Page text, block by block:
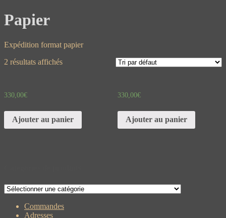
Papier
Expédition format papier
2 résultats affichés
330,00€
Ajouter au panier
330,00€
Ajouter au panier
Commandes
Adresses